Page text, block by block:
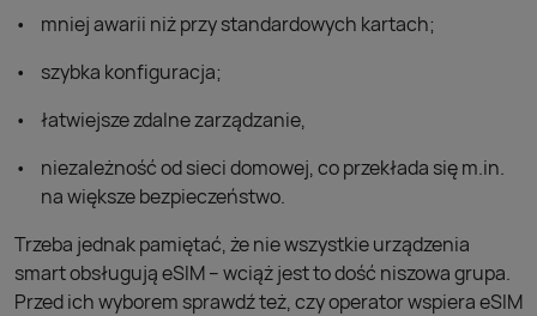
mniej awarii niż przy standardowych kartach;
szybka konfiguracja;
łatwiejsze zdalne zarządzanie,
niezależność od sieci domowej, co przekłada się m.in.
na większe bezpieczeństwo.
Trzeba jednak pamiętać, że nie wszystkie urządzenia
smart obsługują eSIM – wciąż jest to dość niszowa grupa.
Przed ich wyborem sprawdź też, czy operator wspiera eSIM